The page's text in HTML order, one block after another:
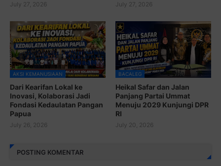
July 27, 2026 July 27, 2026
AKSI KEMANUSIAAN
Dari Kearifan Lokal ke
Inovasi, Kolaborasi Jadi
Fondasi Kedaulatan Pangan
Papua
July 26, 2026
BACALEG
Heikal Safar dan Jalan
Panjang Partai Ummat
Menuju 2029 Kunjungi DPR
RI
July 20, 2026
POSTING KOMENTAR